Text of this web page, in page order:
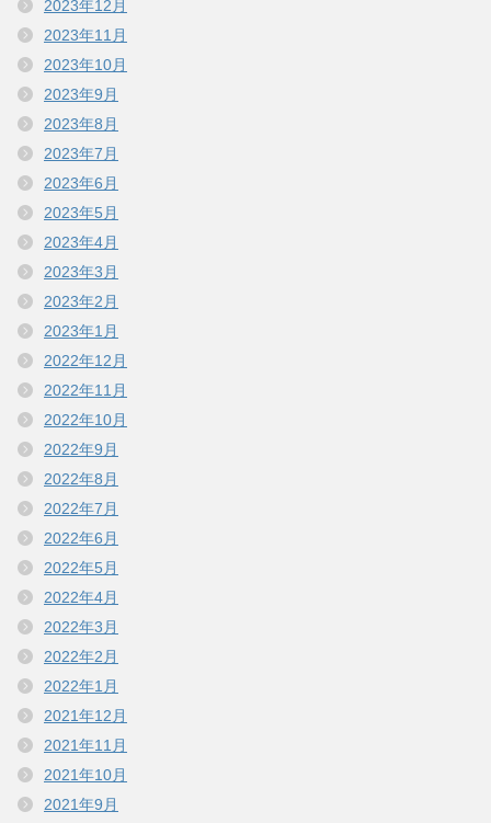
2023年12月
2023年11月
2023年10月
2023年9月
2023年8月
2023年7月
2023年6月
2023年5月
2023年4月
2023年3月
2023年2月
2023年1月
2022年12月
2022年11月
2022年10月
2022年9月
2022年8月
2022年7月
2022年6月
2022年5月
2022年4月
2022年3月
2022年2月
2022年1月
2021年12月
2021年11月
2021年10月
2021年9月